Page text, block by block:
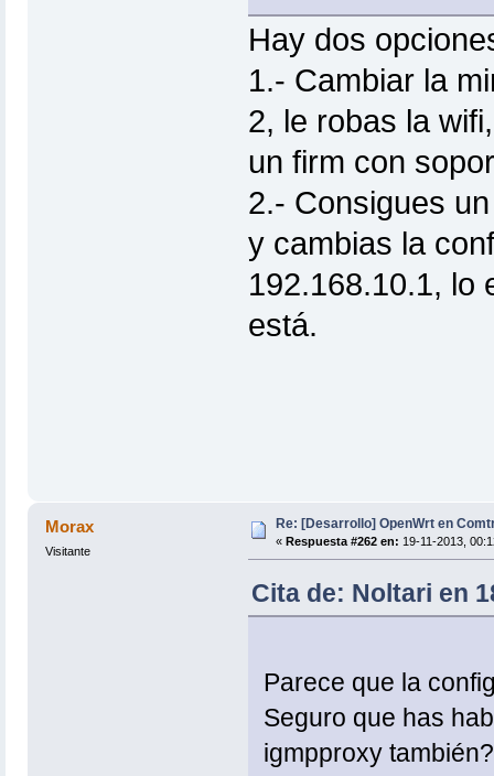
Hay dos
1.- Cambiar la
2, le robas la
un firm con
2.- Consigues
y cambias la
192.168.10.1, lo
está.
Morax
Visitante
Re: [Desarrollo] OpenWrt en
« Respuesta #262 en: 19-11-2013,
Cita de: Noltari en
Parece que la
Seguro que has
igmpproxy también?